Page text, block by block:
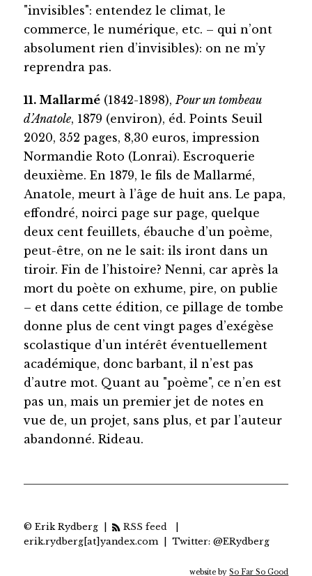
"invisibles": entendez le climat, le
commerce, le numérique, etc. – qui n’ont
absolument rien d’invisibles): on ne m’y
reprendra pas.
11. Mallarmé(1842-1898), Pour un tombeau
d’Anatole, 1879 (environ), éd. Points Seuil
2020, 352 pages, 8,30 euros, impression
Normandie Roto (Lonrai). Escroquerie
deuxième. En 1879, le fils de Mallarmé,
Anatole, meurt à l’âge de huit ans. Le papa,
effondré, noirci page sur page, quelque
deux cent feuillets, ébauche d’un poème,
peut-être, on ne le sait: ils iront dans un
tiroir. Fin de l’histoire? Nenni, car après la
mort du poète on exhume, pire, on publie
– et dans cette édition, ce pillage de tombe
donne plus de cent vingt pages d’exégèse
scolastique d’un intérêt éventuellement
académique, donc barbant, il n’est pas
d’autre mot. Quant au "poème", ce n’en est
pas un, mais un premier jet de notes en
vue de, un projet, sans plus, et par l’auteur
abandonné. Rideau.
© Erik Rydberg | RSS feed
erik.rydberg[at]yandex.com | Twitter: @ERydberg
website bySo Far So Good